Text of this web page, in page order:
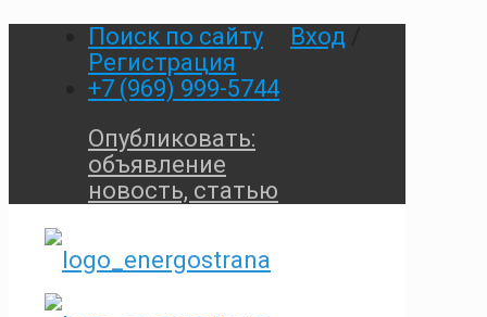
Поиск по сайту Вход
Регистрация
+7 (969) 999-5744
Опубликовать:
объявление
новость, статью